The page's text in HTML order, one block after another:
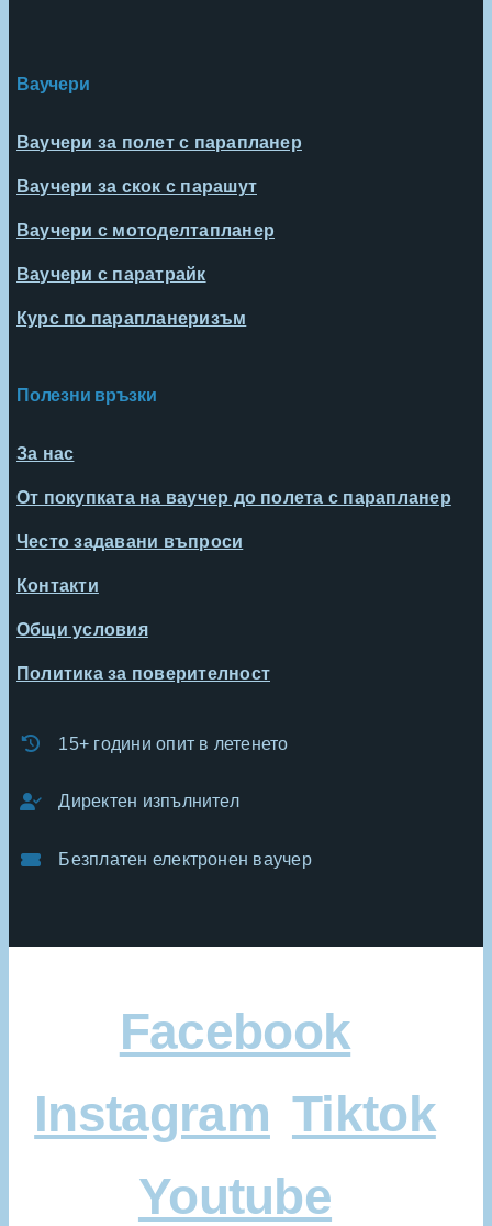
Ваучери
Ваучери за полет с парапланер
Ваучери за скок с парашут
Ваучери с мотоделтапланер
Ваучери с паратрайк
Курс по парапланеризъм
Полезни връзки
За нас
От покупката на ваучер до полета с парапланер
Често задавани въпроси
Контакти
Общи условия
Политика за поверителност
15+ години опит в летенето
Директен изпълнител
Безплатен електронен ваучер
Facebook
Instagram Tiktok
Youtube